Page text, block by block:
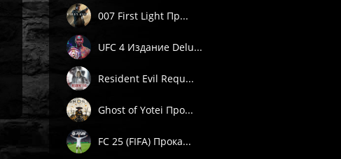
007 First Light Пр...
UFC 4 Издание Delu...
Resident Evil Requ...
Ghost of Yotei Про...
FC 25 (FIFA) Прока...